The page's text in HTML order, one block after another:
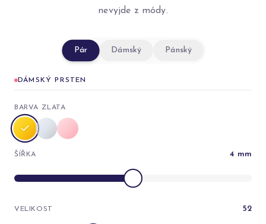
nevyjde z módy.
Pár Dámský Pánský
DÁMSKÝ PRSTEN
BARVA ZLATA
ŠÍŘKA 4 mm
VELIKOST 52